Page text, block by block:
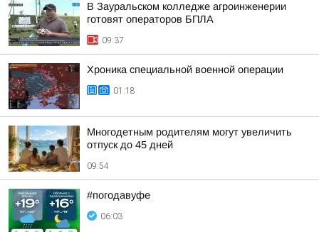
В Зауральском колледже агроинженерии
готовят операторов БПЛА
09:37
Хроника специальной военной операции
01:18
Многодетным родителям могут увеличить
отпуск до 45 дней
09:54
#погодавуфе
06:03